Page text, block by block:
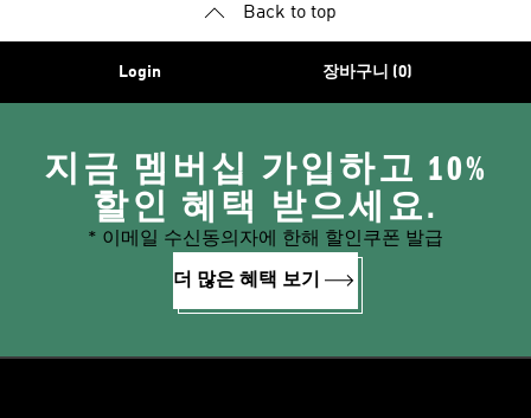
Back to top
Login 장바구니 (0)
지금 멤버십 가입하고 10%
할인 혜택 받으세요.
* 이메일 수신동의자에 한해 할인쿠폰 발급
더 많은 혜택 보기